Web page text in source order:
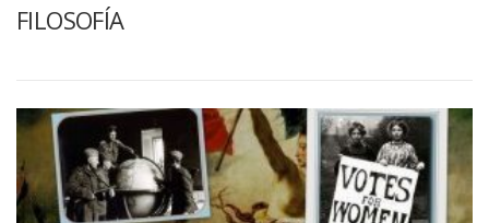
FILOSOFÍA